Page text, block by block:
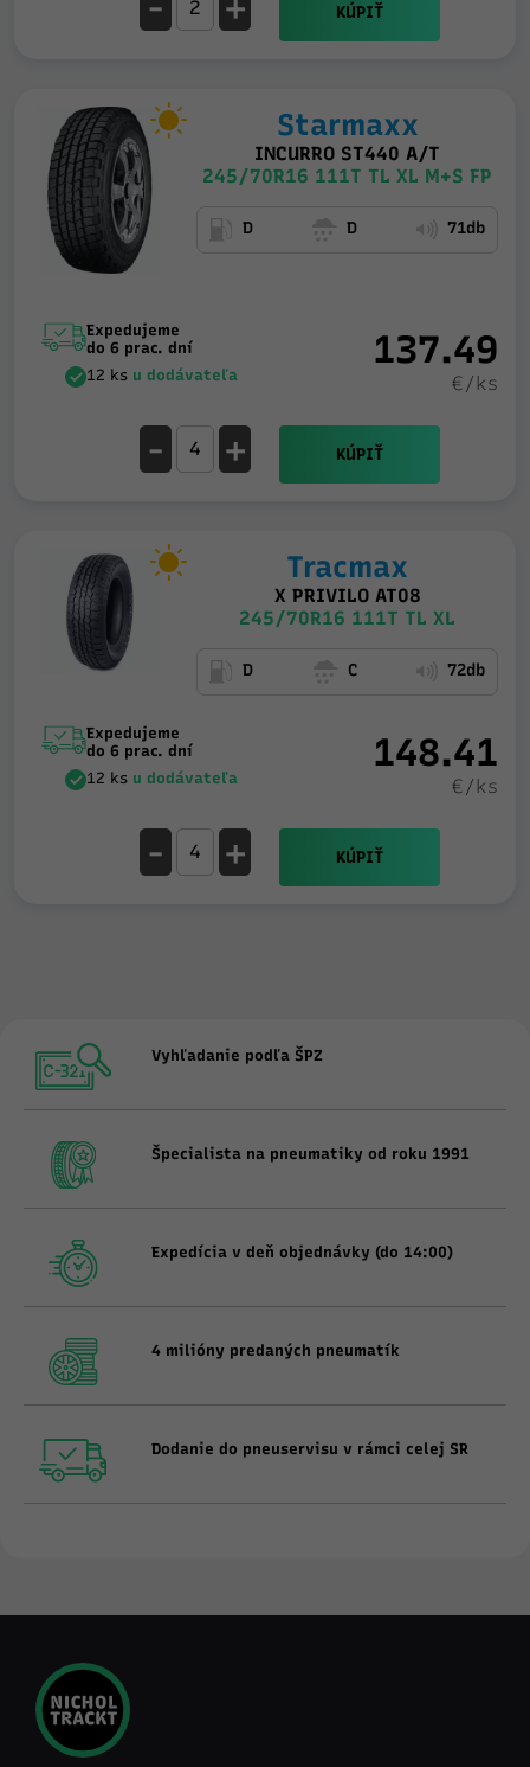
KÚPIŤ
Starmaxx
INCURRO ST440 A/T
245/70R16 111T TL XL M+S FP
D D 71db
Expedujeme
do 6 prac. dní
12 ks u dodávateľa
137.49
€/ks
- + KÚPIŤ
Tracmax
X PRIVILO AT08
245/70R16 111T TL XL
D C 72db
Expedujeme
do 6 prac. dní
12 ks u dodávateľa
148.41
€/ks
- + KÚPIŤ
Vyhľadanie podľa ŠPZ
Špecialista na pneumatiky od roku 1991
Expedícia v deň objednávky (do 14:00)
4 milióny predaných pneumatík
Dodanie do pneuservisu v rámci celej SR